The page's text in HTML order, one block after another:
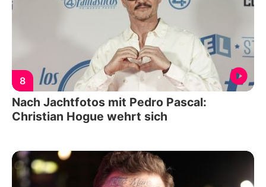
8
Nach Jachtfotos mit Pedro Pascal:
Christian Hogue wehrt sich